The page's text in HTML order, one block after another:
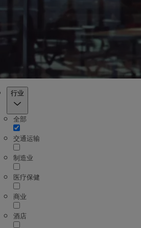
选器
行业
全部
交通运输
制造业
医疗保健
商业
酒店